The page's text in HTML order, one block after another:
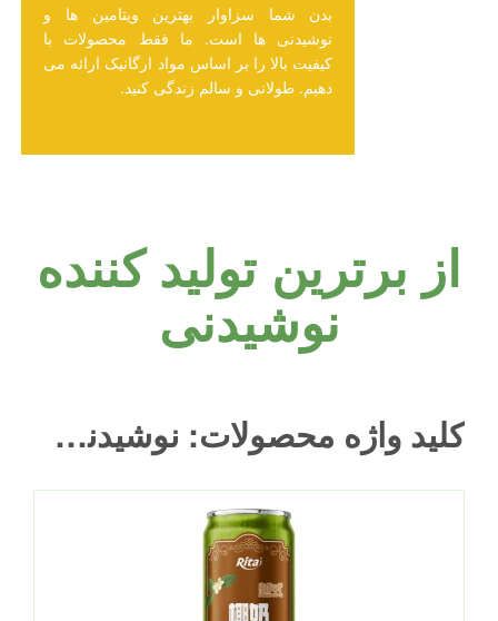
بدن شما سزاوار بهترین ویتامین ها و
نوشیدنی ها است. ما فقط محصولات با
کیفیت بالا را بر اساس مواد ارگانیک ارائه می
دهیم. طولانی و سالم زندگی کنید.
از برترین تولید کننده
نوشیدنی
کلید واژه محصولات: نوشیدنی خنک برای هر زمان از روز